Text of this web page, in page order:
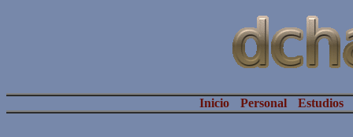
Inicio Personal Estudios